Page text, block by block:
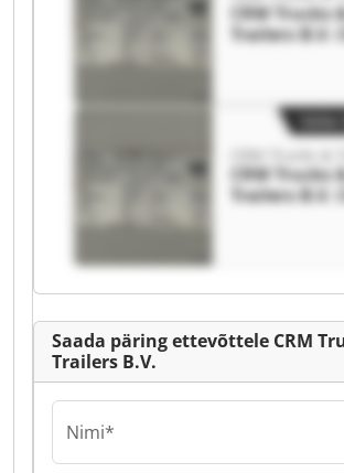
CRM Trucks
Trailers B.V.
CRM Trucks
Trailers B.V.
Saada päring ettevõttele CRM
Trailers B.V.
Nimi*